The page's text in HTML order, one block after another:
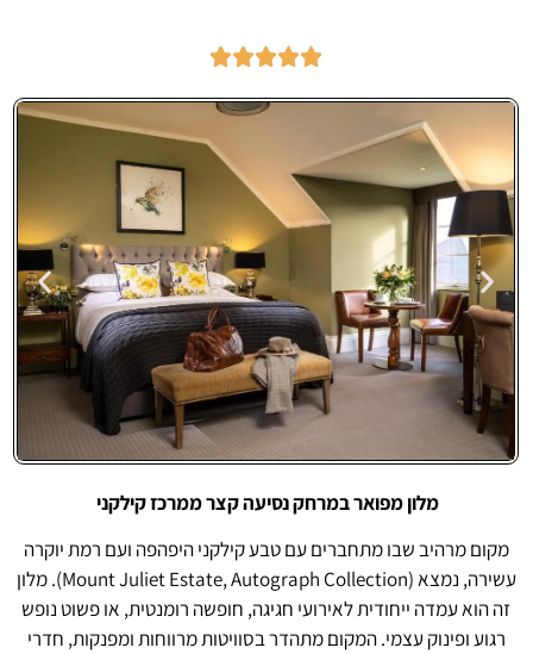





Mount Juliet Estate,
מלון מפואר במרחק נסיעה קצר ממרכז קילקני
מקום מרהיב שבו מתחברים עם טבע קילקני היפהפה ועם רמת יוקרה
עשירה, נמצא (Mount Juliet Estate, Autograph Collection). מלון
זה הוא עמדה ייחודית לאירועי חגיגה, חופשה רומנטית, או פשוט נופש
רגוע ופינוק עצמי. המקום מתהדר בסוויטות מרווחות ומפנקות, חדרי